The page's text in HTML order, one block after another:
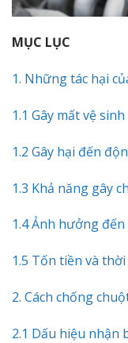
MỤC LỤC
1. Những tác hại
1.1 Gây mất vệ sinh
1.2 Gây hại đến
1.3 Khả năng gây
1.4 Ảnh hưởng
1.5 Tốn tiền và
2. Cách chống
2.1 Dấu hiệu nhận